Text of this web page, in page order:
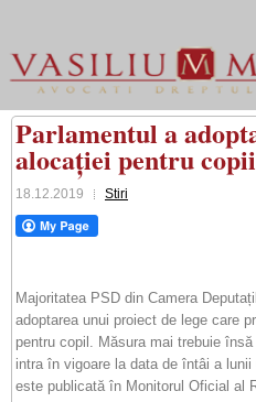
Parlamentul a
alocației pentru copii
18.12.2019 Stiri
Majoritatea PSD din Camera
adoptarea unui proiect de lege care
pentru copil. Măsura mai trebuie
intra în vigoare la data de întâi a
este publicată în Monitorul Oficial al